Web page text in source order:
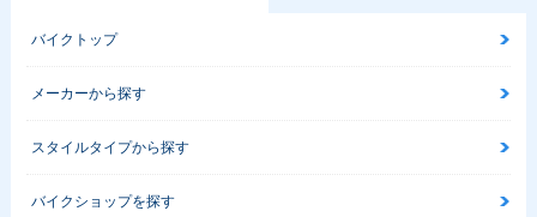
1988年 Dio・新登
バイクトップ
メーカーから探す
スタイルタイプから探す
バイクショップを探す